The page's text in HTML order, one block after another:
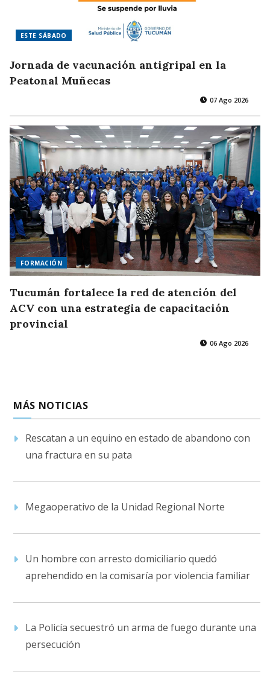
ESTE SÁBADO
Jornada de vacunación antigripal en la
Peatonal Muñecas
07 Ago 2026
FORMACIÓN
Tucumán fortalece la red de atención del
ACV con una estrategia de capacitación
provincial
06 Ago 2026
MÁS NOTICIAS
Rescatan a un equino en estado de abandono con
una fractura en su pata
Megaoperativo de la Unidad Regional Norte
Un hombre con arresto domiciliario quedó
aprehendido en la comisaría por violencia familiar
La Policía secuestró un arma de fuego durante una
persecución